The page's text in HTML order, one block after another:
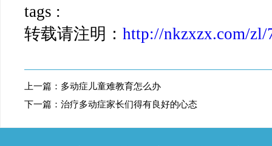
tags :
转载请注明： http://nkzxzx.com/zl/
上一篇： 多动症儿童难教育怎么办
下一篇： 治疗多动症家长们得有良好的心态